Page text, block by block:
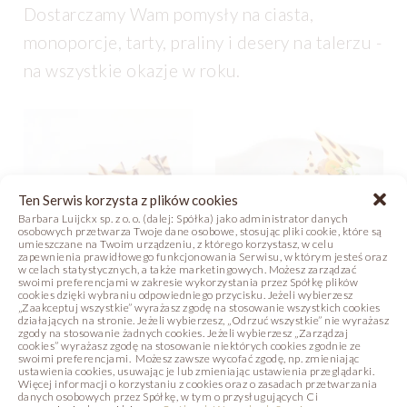
Ten Serwis korzysta z plików cookies
Barbara Luijckx sp. z o. o. (dalej: Spółka) jako administrator danych
osobowych przetwarza Twoje dane osobowe, stosując pliki cookie, które są
umieszczane na Twoim urządzeniu, z którego korzystasz, w celu
zapewnienia prawidłowego funkcjonowania Serwisu, w którym jesteś oraz
w celach statystycznych, a także marketingowych. Możesz zarządzać
swoimi preferencjami w zakresie wykorzystania przez Spółkę plików
cookies dzięki wybraniu odpowiedniego przycisku. Jeżeli wybierzesz
„Zaakceptuj wszystkie” wyrażasz zgodę na stosowanie wszystkich cookies
działających na stronie. Jeżeli wybierzesz, „Odrzuć wszystkie” nie wyrażasz
zgody na stosowanie żadnych cookies. Jeżeli wybierzesz „Zarządzaj
cookies” wyrażasz zgodę na stosowanie niektórych cookies zgodnie ze
swoimi preferencjami. Możesz zawsze wycofać zgodę, np. zmieniając
ustawienia cookies, usuwając je lub zmieniając ustawienia przeglądarki.
Więcej informacji o korzystaniu z cookies oraz o zasadach przetwarzania
danych osobowych przez Spółkę, w tym o przysługujących Ci
Dostarczamy Wam pomysły na ciasta,
monoporcje, tarty, praliny i desery na talerzu -
na wszystkie okazje w roku.
TARTA MARBLE
Zdjęcie Receptura
DESER GRILLAGE Z
ROKITNIKIEM
Zdjęcie
Receptura